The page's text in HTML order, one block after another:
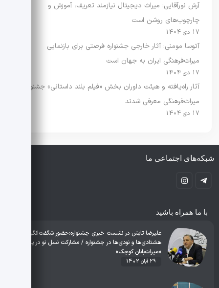
آرش نورآقایی: میراث دیجیتال نیازمند تعریف، آموزش و
چارچوب‌های روشن است
17 دی 1404
آتوسا مومنی: آثار خارجی جشنواره فرصتی برای بازنمایی
میراث‌فرهنگی ایران به جهان است
17 دی 1404
آثار راه‌یافته و هیئت داوران بخش «فیلم بلند داستانی» جشنواره
میراث‌فرهنگی معرفی شدند
17 دی 1404
شبکه‌های اجتماعی ما
با ما همراه باشید
علیرضا تابش در نشست خبری جشنواره:حضور شگفت‌انگیز دهه
هشتادی‌ها و نودی‌ها در جشنواره / مشارکت نسل نو در پویش
«میراث‌بانان کوچک»
29 آبان 1402